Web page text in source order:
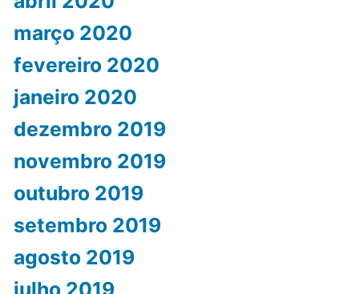
março 2020
fevereiro 2020
janeiro 2020
dezembro 2019
novembro 2019
outubro 2019
setembro 2019
agosto 2019